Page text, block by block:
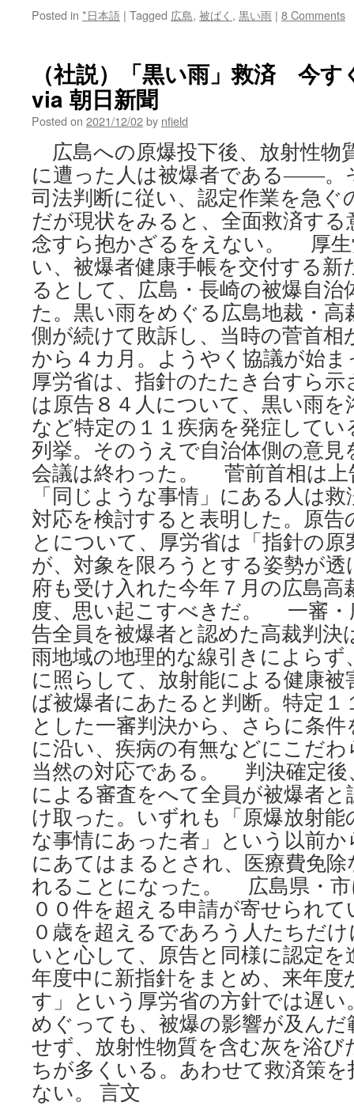
Posted in *日本語 | Tagged 広島, 被ばく , 黒い雨 | 8 Comments
（社説）「黒い雨」救済 今す
via 朝日新聞
Posted on 2021/12/02by nfield
広島への原爆投下後、放射性物
に遭った人は被爆者である――。
司法判断に従い、認定作業を急ぐ
だが現状をみると、全面救済す
念すら抱かざるをえない。 厚生
い、被爆者健康手帳を交付する
るとして、広島・長崎の被爆自治
た。黒い雨をめぐる広島地裁・高
側が続けて敗訴し、当時の菅首相
から４カ月。ようやく協議が始
厚労省は、指針のたたき台すら
は原告８４人について、黒い雨
など特定の１１疾病を発症して
列挙。そのうえで自治体側の意見
会議は終わった。 菅前首相は上
「同じような事情」にある人は
対応を検討すると表明した。原
とについて、厚労省は「指針の
が、対象を限ろうとする姿勢が
府も受け入れた今年７月の広島高
度、思い起こすべきだ。 一審・
告全員を被爆者と認めた高裁判決
雨地域の地理的な線引きによらず
に照らして、放射能による健康
ば被爆者にあたると判断。特定１
とした一審判決から、さらに条
に沿い、疾病の有無などにこだ
当然の対応である。 判決確定後
による審査をへて全員が被爆者
け取った。いずれも「原爆放射
な事情にあった者」という以前
にあてはまるとされ、医療費免
れることになった。 広島県・市
００件を超える申請が寄せられ
０歳を超えるであろう人たちだ
いと心して、原告と同様に認定
年度中に新指針をまとめ、来年
す」という厚労省の方針では遅
めぐっても、被爆の影響が及ん
せず、放射性物質を含む灰を浴
ちが多くいる。あわせて救済策
ない。 言文